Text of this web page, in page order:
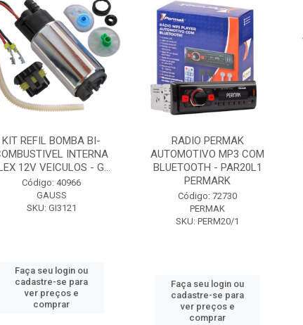
KIT REFIL BOMBA BI-
INTERNA
12V VEICULOS - G...
Código: 40966
GAUSS
SKU: GI3121
Faça seu login ou
cadastre-se para
ver preços e
comprar
RADIO PERMAK
AUTOMOTIVO MP3 COM
BLUETOOTH - PAR20L1
PERMARK
Código: 72730
PERMAK
SKU: PERM20/1
Faça seu login ou
cadastre-se para
ver preços e
comprar